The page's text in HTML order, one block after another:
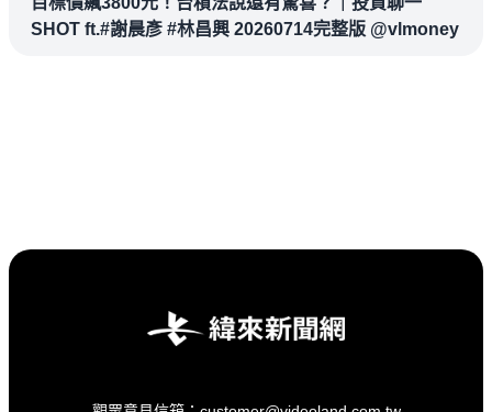
SHOT ft.#謝晨彥 #林昌興 20260714完整版 @vlmoney